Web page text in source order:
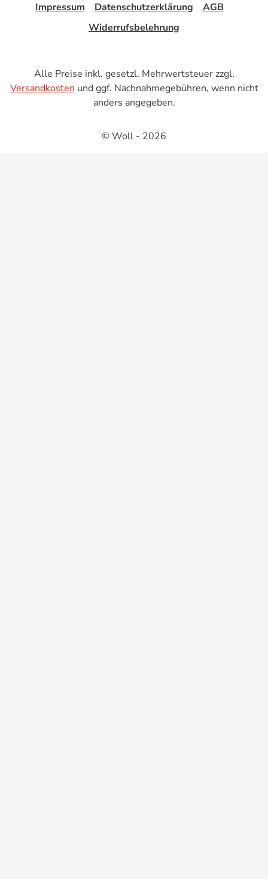
Impressum Datenschutzerklärung
AGB
Widerrufsbelehrung
Alle Preise inkl. gesetzl. Mehrwertsteuer zzgl.
Versandkosten und ggf. Nachnahmegebühren, wenn nicht
anders angegeben.
© Woll - 2026